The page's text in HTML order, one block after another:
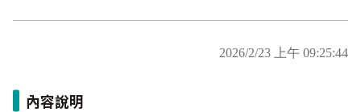
2026/2/23 上午 09:25:44
內容說明